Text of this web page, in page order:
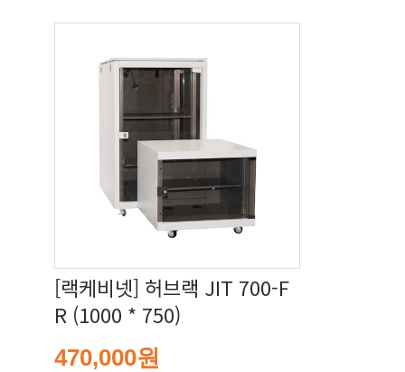
R (1000 * 750)
470,000원